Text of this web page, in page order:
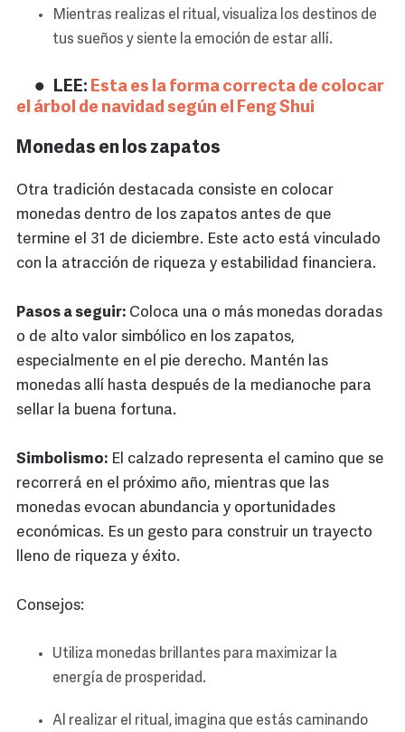
Mientras realizas el ritual, visualiza los destinos de
tus sueños y siente la emoción de estar allí.
LEE: Esta es la forma correcta de colocar
el árbol de navidad según el Feng Shui
Monedas en los zapatos
Otra tradición destacada consiste en colocar
monedas dentro de los zapatos antes de que
termine el 31 de diciembre. Este acto está vinculado
con la atracción de riqueza y estabilidad financiera.
Pasos a seguir: Coloca una o más monedas doradas
o de alto valor simbólico en los zapatos,
especialmente en el pie derecho. Mantén las
monedas allí hasta después de la medianoche para
sellar la buena fortuna.
Simbolismo: El calzado representa el camino que se
recorrerá en el próximo año, mientras que las
monedas evocan abundancia y oportunidades
económicas. Es un gesto para construir un trayecto
lleno de riqueza y éxito.
Consejos:
Utiliza monedas brillantes para maximizar la
energía de prosperidad.
Al realizar el ritual, imagina que estás caminando